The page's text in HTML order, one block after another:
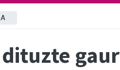
gaur